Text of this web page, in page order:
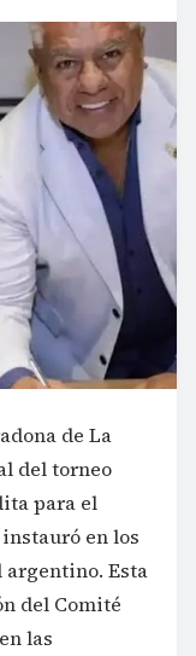
de La
del torneo
para el
en los
Esta
del Comité
las